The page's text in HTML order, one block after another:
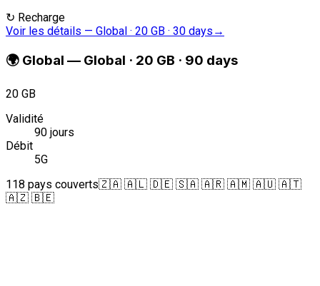
↻ Recharge
Voir les détails — Global · 20 GB · 30 days →
🌍 Global — Global · 20 GB · 90 days
20 GB
Validité
90 jours
Débit
5G
118 pays couverts🇿🇦 🇦🇱 🇩🇪 🇸🇦 🇦🇷 🇦🇲 🇦🇺 🇦🇹
🇦🇿 🇧🇪